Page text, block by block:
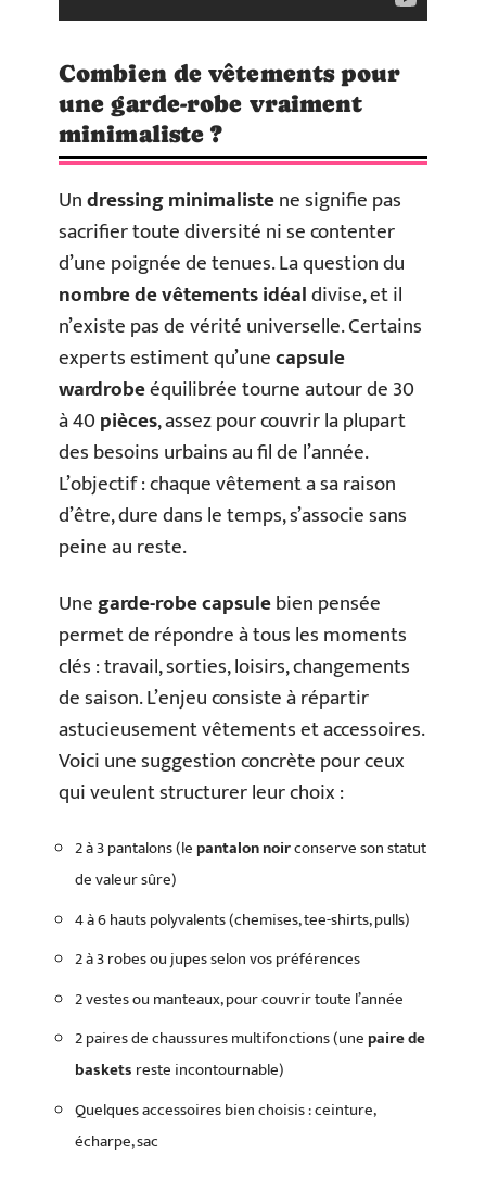
Combien de vêtements pour
une garde-robe vraiment
minimaliste ?
Undressing minimalistene signifie pas
sacrifier toute diversité ni se contenter
d’une poignée de tenues. La question du
nombre de vêtements idéaldivise, et il
n’existe pas de vérité universelle. Certains
experts estiment qu’unecapsule
wardrobeéquilibrée tourne autour de 30
à 40pièces, assez pour couvrir la plupart
des besoins urbains au fil de l’année.
L’objectif : chaque vêtement a sa raison
d’être, dure dans le temps, s’associe sans
peine au reste.
Unegarde-robe capsulebien pensée
permet de répondre à tous les moments
clés : travail, sorties, loisirs, changements
de saison. L’enjeu consiste à répartir
astucieusement vêtements et accessoires.
Voici une suggestion concrète pour ceux
qui veulent structurer leur choix :
2 à 3 pantalons (lepantalon noirconserve son statut
de valeur sûre)
4 à 6 hauts polyvalents (chemises, tee-shirts, pulls)
2 à 3 robes ou jupes selon vos préférences
2 vestes ou manteaux, pour couvrir toute l’année
2 paires de chaussures multifonctions (unepaire de
baskets reste incontournable)
Quelques accessoires bien choisis : ceinture,
écharpe, sac